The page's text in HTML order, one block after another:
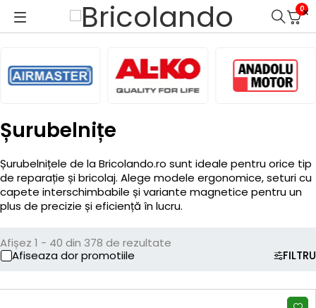
0
Șurubelnițe
Șurubelnițele de la Bricolando.ro sunt ideale pentru orice tip
de reparație și bricolaj. Alege modele ergonomice, seturi cu
capete interschimbabile și variante magnetice pentru un
plus de precizie și eficiență în lucru.
FILTRU
Afișez 1 - 40 din 378 de rezultate
Afiseaza dor promotiile